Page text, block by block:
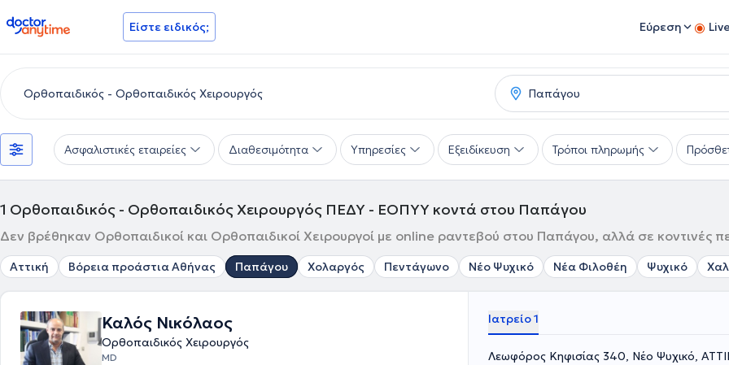
doctoranytime Είστε ειδικός; Εύρεση
Ασφαλιστικές εταιρείες Διαθεσιμότητα Υπηρεσίες Εξειδίκευση Τρόποι πληρωμής
1 Ορθοπαιδικός - Ορθοπαιδικός Χειρουργός ΠΕΔΥ - ΕΟΠΥΥ κοντά στου Παπάγου
Δεν βρέθηκαν Ορθοπαιδικοί και Ορθοπαιδικοί Χειρουργοί με online ραντεβού στου Παπάγου, αλλά σε κοντινές
Αττική Βόρεια προάστια Αθήνας Παπάγου Χολαργός Πεντάγωνο Νέο Ψυχικό Νέα Φιλοθέη Ψυχικό
Καλός Νικόλαος
Ορθοπαιδικός Χειρουργός
MD
Ιατρείο 1
Λεωφόρος Κηφισίας 340, Νέο Ψυχικό,